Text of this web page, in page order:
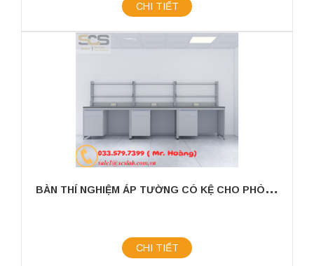
CHI TIẾT
B
ÀN THÍ NGHIỆM ÁP TƯỜNG CÓ KỆ CHO PHÒNG THÍ NGHIỆM KÍCH THƯỚC 3600MM
CHI TIẾT